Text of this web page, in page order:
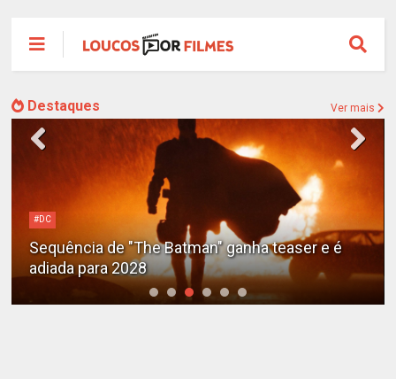
Destaques Ver mais
Alejandro G. Iñárritu
Tom Cruise surge totalmente irreconhecível e
calvo no trailer caótico de 'Digger'